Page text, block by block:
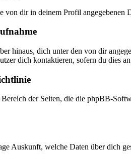
von dir in deinem Profil
hinaus, dich unter den von dir
dich kontaktieren, sofern du dies
der Seiten, die die phpBB-
Auskunft, welche Daten über dich